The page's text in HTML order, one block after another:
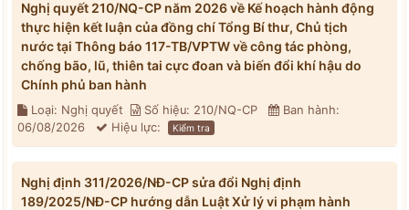
Nghị quyết 210/NQ-CP năm 2026 về Kế hoạch hành động
thực hiện kết luận của đồng chí Tổng Bí thư, Chủ tịch
nước tại Thông báo 117-TB/VPTW về công tác phòng,
chống bão, lũ, thiên tai cực đoan và biến đổi khí hậu do
Chính phủ ban hành
Loại: Nghị quyết Số hiệu: 210/NQ-CP
Ban hành:
06/08/2026
Hiệu lực: Kiểm tra
Nghị định 311/2026/NĐ-CP sửa đổi Nghị định
189/2025/NĐ-CP hướng dẫn Luật Xử lý vi phạm hành